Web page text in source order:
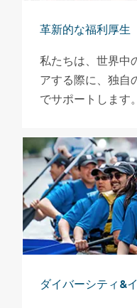
革新的な福利厚生
私たちは、世界中
アする際に、独自
でサポートします。
ダイバーシティ&